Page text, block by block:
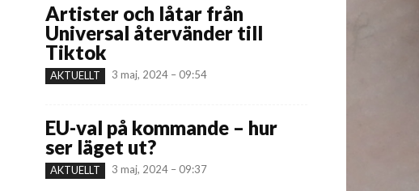
Artister och låtar från
Universal återvänder till
Tiktok
AKTUELLT 3 maj, 2024 – 09:54
EU-val på kommande – hur
ser läget ut?
AKTUELLT 3 maj, 2024 – 09:37